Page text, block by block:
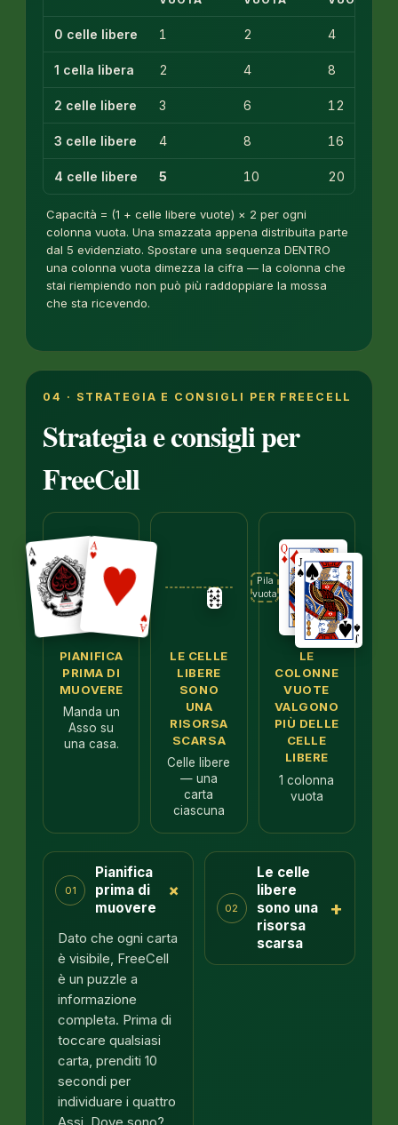
0 celle libere 1 2 4
1 cella libera 2 4 8
2 celle libere 3 6 12
3 celle libere 4 8 16
4 celle libere 5 10 20
Capacità = (1 + celle libere vuote) × 2 per ogni
colonna vuota. Una smazzata appena distribuita parte
dal 5 evidenziato. Spostare una sequenza DENTRO
una colonna vuota dimezza la cifra — la colonna che
stai riempiendo non può più raddoppiare la mossa
che sta ricevendo.
04 · STRATEGIA E CONSIGLI PER FREECELL
Strategia e consigli per
FreeCell
PIANIFICA
PRIMA DI
MUOVERE
Manda un
Asso su
una casa.
LE CELLE
LIBERE
SONO
UNA
RISORSA
SCARSA
Celle libere
— una
carta
ciascuna
Pila
vuota
LE
COLONNE
VUOTE
VALGONO
PIÙ DELLE
CELLE
LIBERE
1 colonna
vuota
01
Pianifica
prima di
muovere
+
Dato che ogni carta
è visibile, FreeCell
è un puzzle a
informazione
completa. Prima di
toccare qualsiasi
carta, prenditi 10
secondi per
individuare i quattro
02
Le celle
libere
sono una
risorsa
scarsa
+